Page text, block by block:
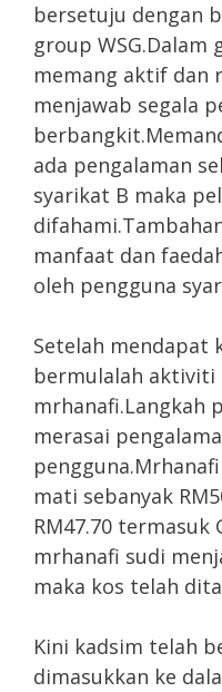
bersetuju dengan
group
memang aktif dan
menjawab segala
ada pengalaman
syarikat B maka
manfaat dan
oleh pengguna
Setelah mendapat
bermulalah aktiviti
mrhanafi.Langkah
merasai
mati sebanyak
RM47.70 termasuk
mrhanafi sudi
maka kos telah
Kini kadsim telah
dimasukkan ke